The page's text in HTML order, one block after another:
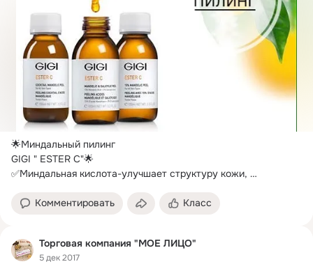
🌟Миндальный пилинг
GIGI " ESTER C"🌟
✅Миндальная кислота-улучшает структуру кожи,
эластина,...
Комментировать Класс
Торговая компания "МОЕ ЛИЦО"
5 дек 2017